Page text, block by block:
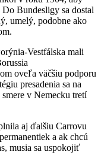
Bundesligy sa dostal
umelý, podobne ako
Vestfálska mali
oveľa väčšiu podporu
presadenia sa na
v Nemecku tretí
aj ďalšiu Carrovu
a ak chcú
musia sa uspokojiť